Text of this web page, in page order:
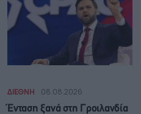
ΔΙΕΘΝΗ 08.08.2026
Ένταση ξανά στη Γροιλανδία